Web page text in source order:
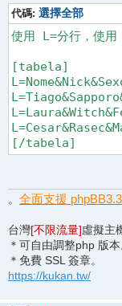
    if (i == 1)
    {
table =
    else
    {
table =
    }
  }
table = table +
</script>
代碼: 選擇全部
使用 L=分行，使用
[tabela]
[/tabela]
。 全面支援
台灣[不限流量]虛擬主
＊可自由調整php 版本
＊免費 SSL 簽章。
https://kukan.tw/